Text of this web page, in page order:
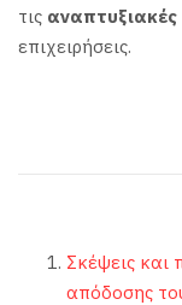
τις αναπτυξιακές
επιχειρήσεις.
Σκέψεις και
απόδοσης